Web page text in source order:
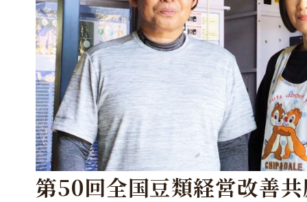
第50回全国豆類経営改善